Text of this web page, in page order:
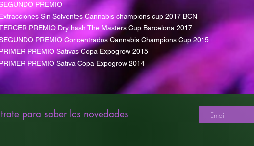
PREMIO
Extracciones Sin Solventes Cannabis champions cup 2017 BCN
PREMIO Dry hash The Masters Cup Barcelona 2017
PREMIO Concentrados Cannabis Champions Cup 2015
PRIMER PREMIO Sativas Copa Expogrow 2015
PRIMER PREMIO Sativa Copa Expogrow 2014
para saber las novedades